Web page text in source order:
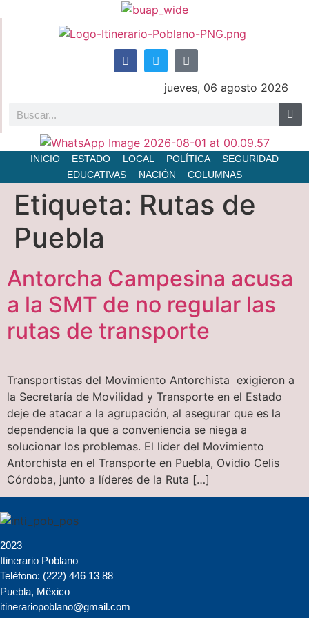
jueves, 06 agosto 2026
INICIO ESTADO LOCAL POLÍTICA
SEGURIDAD
EDUCATIVAS
NACIÓN COLUMNAS
Etiqueta: Rutas de
Puebla
Antorcha Campesina acusa
a la SMT de no regular las
rutas de transporte
Transportistas del Movimiento Antorchista exigieron a
la Secretaría de Movilidad y Transporte en el Estado
deje de atacar a la agrupación, al asegurar que es la
dependencia la que a conveniencia se niega a
solucionar los problemas. El lider del Movimiento
Antorchista en el Transporte en Puebla, Ovidio Celis
Córdoba, junto a líderes de la Ruta […]
2023
Itinerario Poblano
Telèfono: (222) 446 13 88
Puebla, Mêxico
itinerariopoblano@gmail.com